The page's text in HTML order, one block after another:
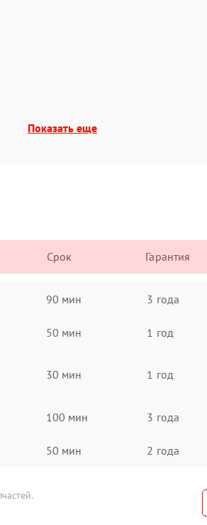
Показать еще
Срок Гарантия
90 мин 3 года
50 мин 1 год
30 мин 1 год
100 мин 3 года
50 мин 2 года